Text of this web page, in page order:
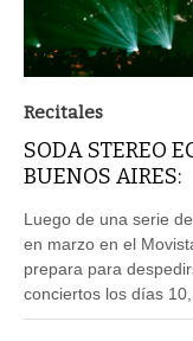
Recitales
SODA STEREO
BUENOS AIRES:
Luego de una serie
en marzo en el
prepara para
conciertos los días